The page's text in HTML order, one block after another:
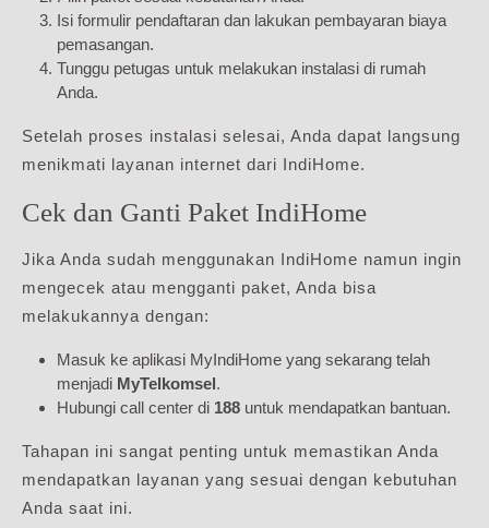
Isi formulir pendaftaran dan lakukan pembayaran biaya
pemasangan.
Tunggu petugas untuk melakukan instalasi di rumah
Anda.
Setelah proses instalasi selesai, Anda dapat langsung
menikmati layanan internet dari IndiHome.
Cek dan Ganti Paket IndiHome
Jika Anda sudah menggunakan IndiHome namun ingin
mengecek atau mengganti paket, Anda bisa
melakukannya dengan:
Masuk ke aplikasi MyIndiHome yang sekarang telah
menjadi MyTelkomsel.
Hubungi call center di 188 untuk mendapatkan bantuan.
Tahapan ini sangat penting untuk memastikan Anda
mendapatkan layanan yang sesuai dengan kebutuhan
Anda saat ini.